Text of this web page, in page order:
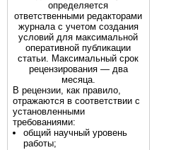
определяется
ответственными редакторами
журнала с учетом создания
условий для максимальной
оперативной публикации
статьи. Максимальный срок
рецензирования — два
месяца.
В рецензии, как правило,
отражаются в соответствии с
установленными
требованиями:
общий научный уровень
работы;